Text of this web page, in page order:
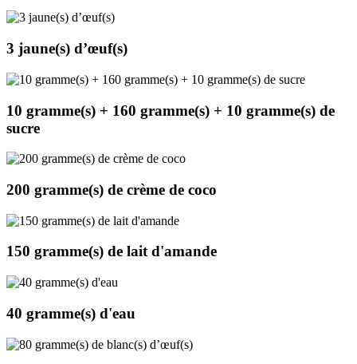
3 jaune(s) d’œuf(s)
10 gramme(s) + 160 gramme(s) + 10 gramme(s) de
sucre
200 gramme(s) de crème de coco
150 gramme(s) de lait d'amande
40 gramme(s) d'eau